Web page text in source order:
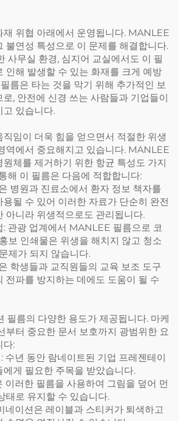
재 위협 아래에서 운영됩니다. MANLEE
불연성 특성으로 이 문제를 해결합니다.
사무실 환경, 심지어 교실에서도 이 필
인해 발생할 수 있는 화재를 크게 예방
름은 타는 것을 막기 위해 추가적인 보
, 안전에 신경 쓰는 사람들과 기업들이
고 있습니다.
임이 더욱 힘을 얻으면서 적절한 위생
역에서 중요해지고 있습니다. MANLEE
체를 제거하기 위한 항균 특성도 가지
해 이 필름은 다음에 적합합니다:
병원과 진료소에서 환자 정보 책자를
될 수 있어 이러한 자료가 단순히 완전
아니라 위생적으로도 관리됩니다.
: 관광 업계에서 MANLEE 필름으로 코
보 인쇄물은 위생을 해치지 않고 청소
제가 되지 않습니다.
학생들과 교직원들의 교육 보조 도구
전파를 방지하는 데에도 도움이 될 수
필름의 다양한 용도가 제공됩니다. 마케
부터 중요한 문서 보호까지 광범위한 요
다:
수년 동안 람네이트된 기업 프레젠테이
게 필요한 주목을 받았습니다.
이러한 필름을 사용하여 그림을 덮어 먼
태로 유지할 수 있습니다.
네이션은 레이블과 스티커가 퇴색하고